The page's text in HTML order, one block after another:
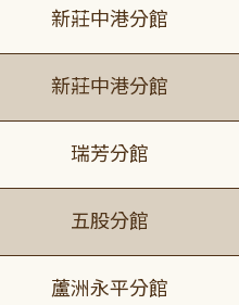
新莊中港分館
新莊中港分館
瑞芳分館
五股分館
蘆洲永平分館